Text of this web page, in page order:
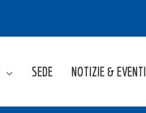
SEDE NOTIZIE & EVENTI